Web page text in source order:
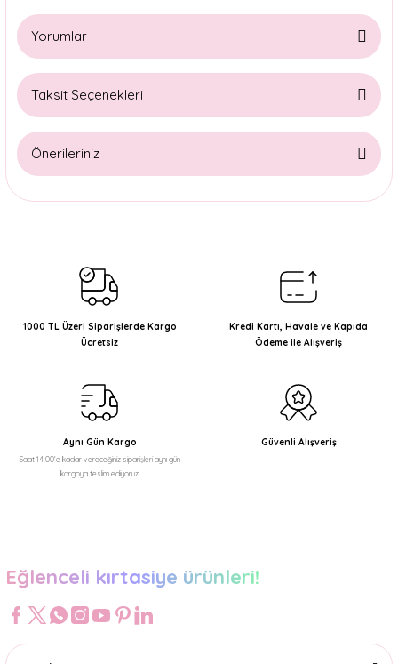
Yorumlar
Taksit Seçenekleri
Önerileriniz
Bu ürünün fiyat bilgisi, resim, ürün açıklamalarında ve diğer
Ürün resmi kalitesiz, bozuk veya görüntülenemiyor.
Ürün açıklamasında eksik bilgiler bulunuyor.
Ürün bilgilerinde hatalar bulunuyor.
Bu ürüne benzer farklı alternatifler olmalı.
1000 TL Üzeri Siparişlerde Kargo
Ücretsiz
Kredi Kartı, Havale ve Kapıda
Ödeme ile Alışveriş
Aynı Gün Kargo
Saat 14:00'e kadar vereceğiniz siparişleri aynı gün
kargoya teslim ediyoruz!
Güvenli Alışveriş
Eğlenceli kırtasiye ürünleri!